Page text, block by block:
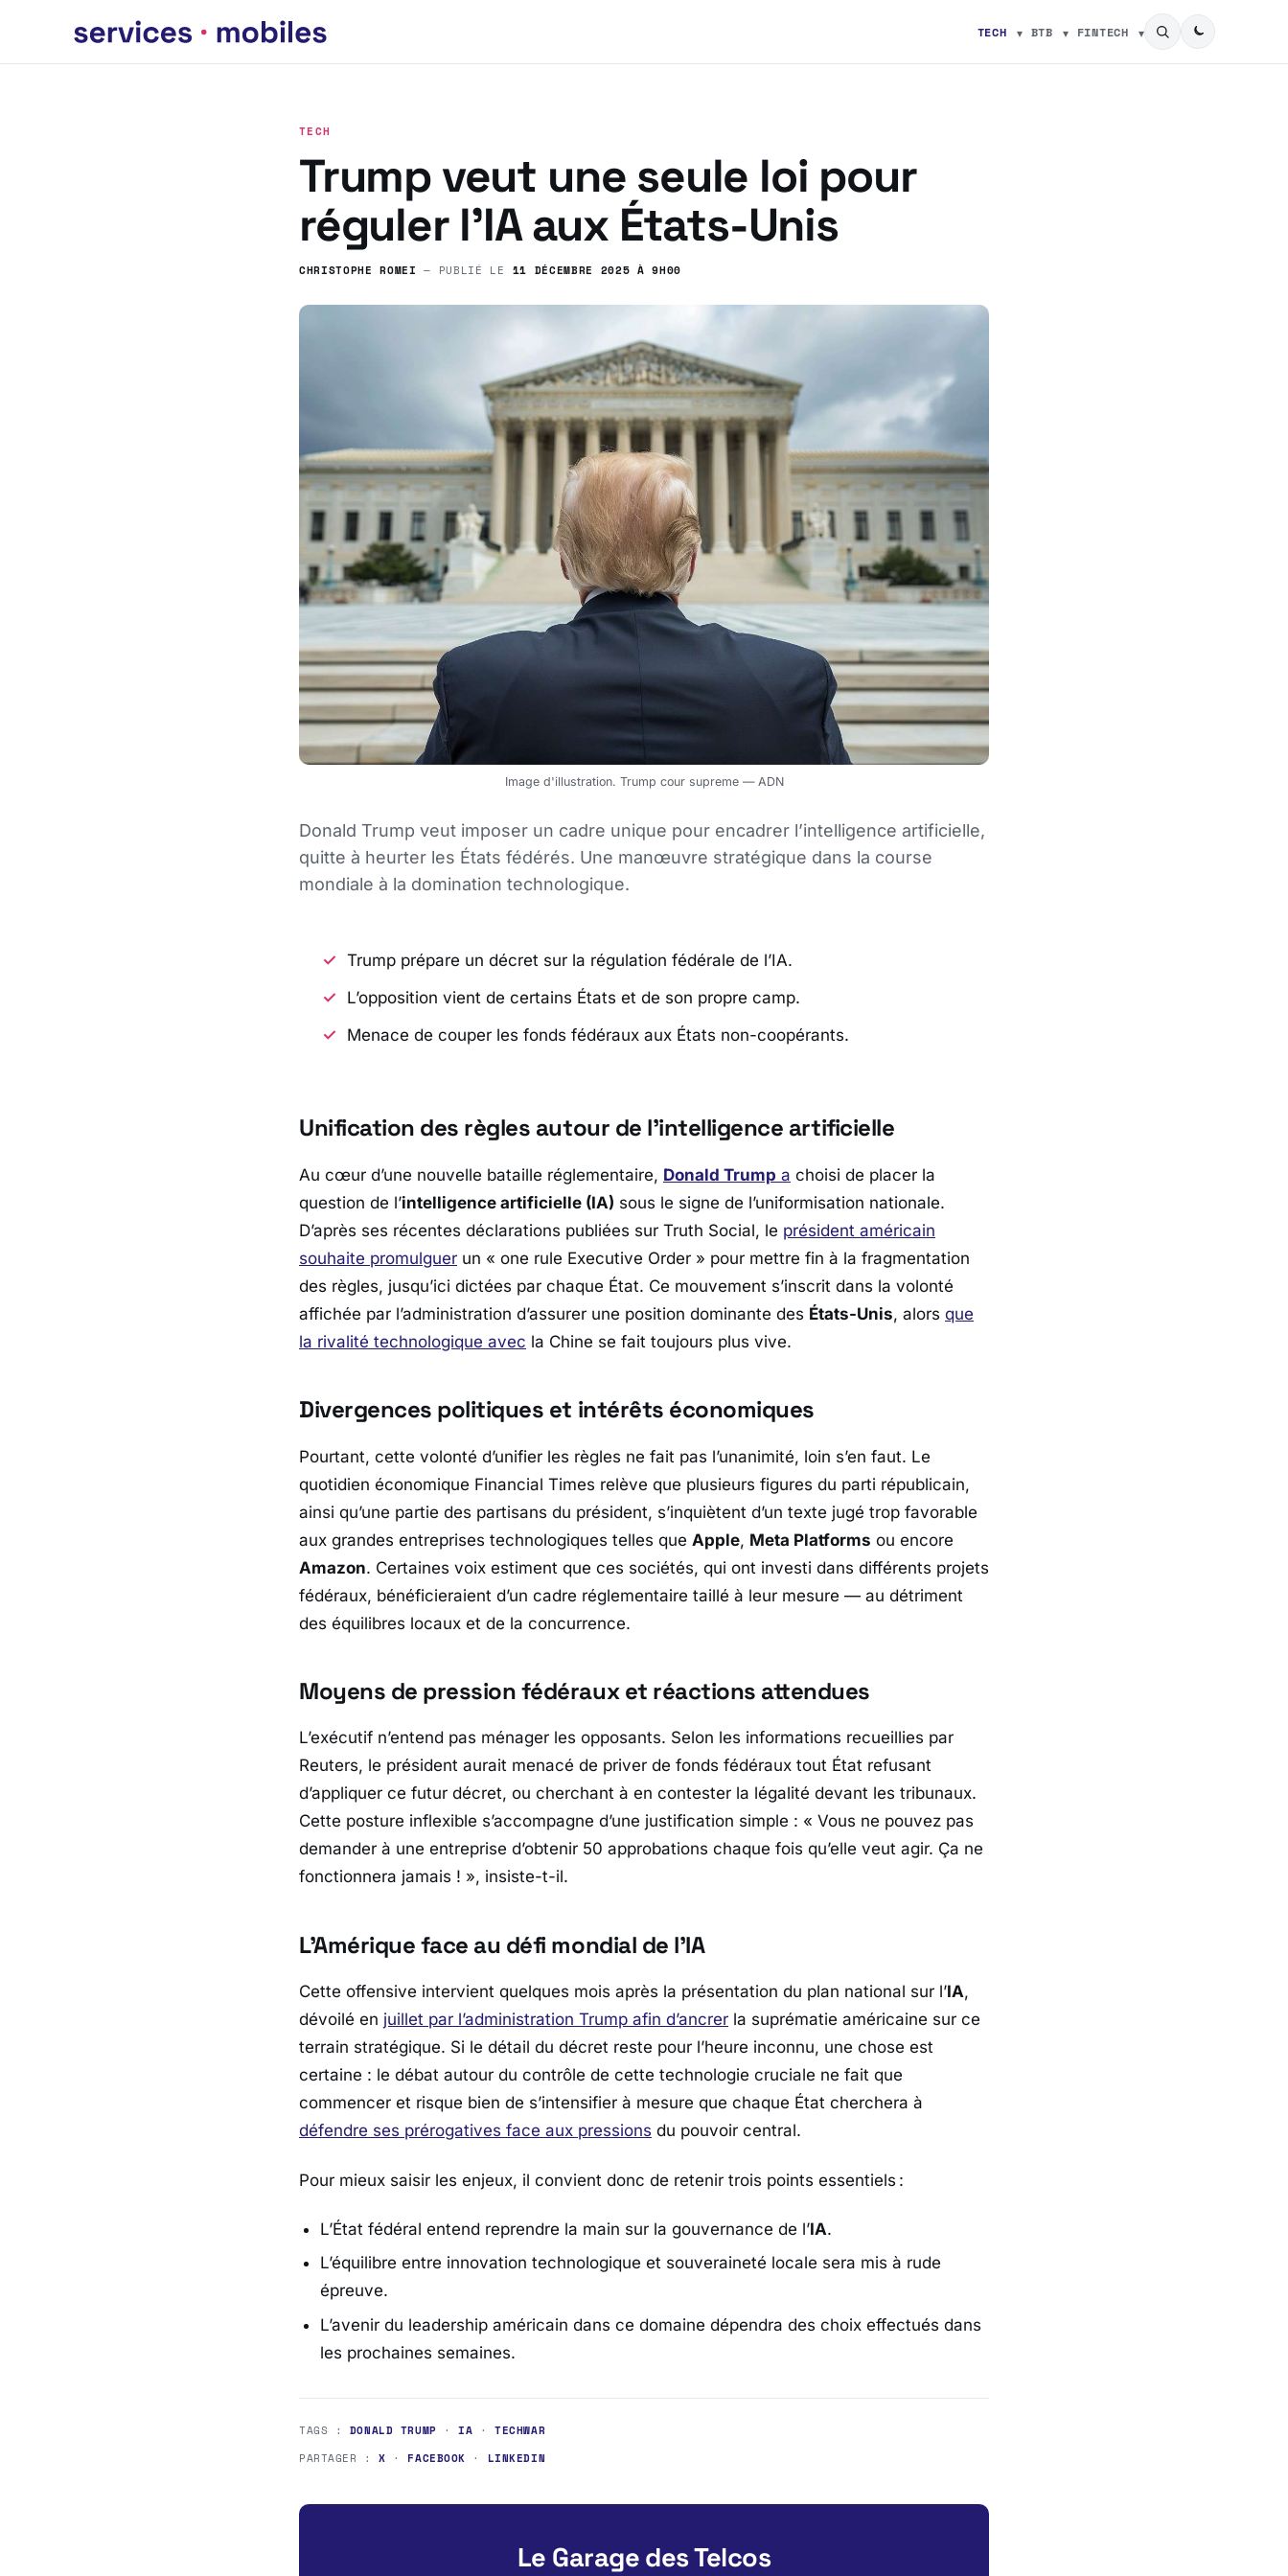
TECH BTB FINTECH
TECH
Trump veut une seule loi pour
réguler l’IA aux États-Unis
CHRISTOPHE ROMEI — PUBLIÉ LE 11 DÉCEMBRE 2025 À 9H00
Image d'illustration. Trump cour supreme — ADN
Donald Trump veut imposer un cadre unique pour encadrer l’intelligence artificielle,
quitte à heurter les États fédérés. Une manœuvre stratégique dans la course
mondiale à la domination technologique.
Trump prépare un décret sur la régulation fédérale de l’IA.
L’opposition vient de certains États et de son propre camp.
Menace de couper les fonds fédéraux aux États non-coopérants.
Unification des règles autour de l’intelligence artificielle
Au cœur d’une nouvelle bataille réglementaire, Donald Trump a choisi de placer la
question de l’intelligence artificielle (IA) sous le signe de l’uniformisation nationale.
D’après ses récentes déclarations publiées sur Truth Social, le président américain
souhaite promulguer un « one rule Executive Order » pour mettre fin à la fragmentation
des règles, jusqu’ici dictées par chaque État. Ce mouvement s’inscrit dans la volonté
affichée par l’administration d’assurer une position dominante des États-Unis, alors que
la rivalité technologique avec la Chine se fait toujours plus vive.
Divergences politiques et intérêts économiques
Pourtant, cette volonté d’unifier les règles ne fait pas l’unanimité, loin s’en faut. Le
quotidien économique Financial Times relève que plusieurs figures du parti républicain,
ainsi qu’une partie des partisans du président, s’inquiètent d’un texte jugé trop favorable
aux grandes entreprises technologiques telles que Apple, Meta Platforms ou encore
Amazon. Certaines voix estiment que ces sociétés, qui ont investi dans différents projets
fédéraux, bénéficieraient d’un cadre réglementaire taillé à leur mesure — au détriment
des équilibres locaux et de la concurrence.
Moyens de pression fédéraux et réactions attendues
L’exécutif n’entend pas ménager les opposants. Selon les informations recueillies par
Reuters, le président aurait menacé de priver de fonds fédéraux tout État refusant
d’appliquer ce futur décret, ou cherchant à en contester la légalité devant les tribunaux.
Cette posture inflexible s’accompagne d’une justification simple : « Vous ne pouvez pas
demander à une entreprise d’obtenir 50 approbations chaque fois qu’elle veut agir. Ça ne
fonctionnera jamais ! », insiste-t-il.
L’Amérique face au défi mondial de l’IA
Cette offensive intervient quelques mois après la présentation du plan national sur l’IA,
dévoilé en juillet par l’administration Trump afin d’ancrer la suprématie américaine sur ce
terrain stratégique. Si le détail du décret reste pour l’heure inconnu, une chose est
certaine : le débat autour du contrôle de cette technologie cruciale ne fait que
commencer et risque bien de s’intensifier à mesure que chaque État cherchera à
défendre ses prérogatives face aux pressions du pouvoir central.
Pour mieux saisir les enjeux, il convient donc de retenir trois points essentiels :
L’État fédéral entend reprendre la main sur la gouvernance de l’IA.
L’équilibre entre innovation technologique et souveraineté locale sera mis à rude
épreuve.
L’avenir du leadership américain dans ce domaine dépendra des choix effectués dans
les prochaines semaines.
TAGS : DONALD TRUMP ·IA ·TECHWAR
PARTAGER :X · FACEBOOK · LINKEDIN
Le Garage des Telcos